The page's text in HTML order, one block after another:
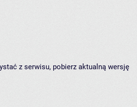
z serwisu, pobierz aktualną wersję